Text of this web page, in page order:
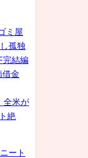
ミ屋
孤独
完結編
借金
全米が
絶
ート